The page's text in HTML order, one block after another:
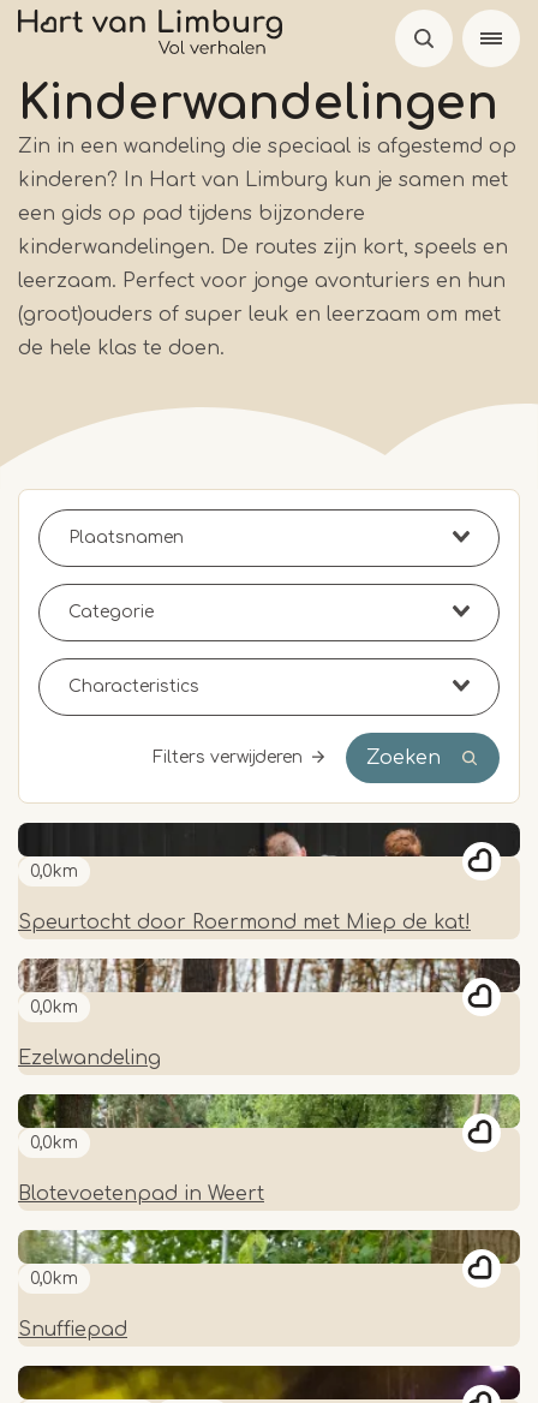
Overslaan
naar
de
inhoud
gaan
Kinderwandelingen
Zin in een wandeling die speciaal is afgestemd op
kinderen? In Hart van Limburg kun je samen met
een gids op pad tijdens bijzondere
kinderwandelingen. De routes zijn kort, speels en
leerzaam. Perfect voor jonge avonturiers en hun
(groot)ouders of super leuk en leerzaam om met
de hele klas te doen.
Filters verwijderen Zoeken
0,0km
Speurtocht door Roermond met Miep de kat!
0,0km
Ezelwandeling
0,0km
Blotevoetenpad in Weert
0,0km
Snuffiepad